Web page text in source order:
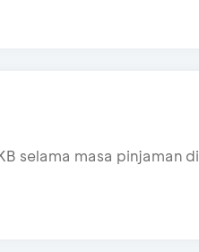
selama masa pinjaman di